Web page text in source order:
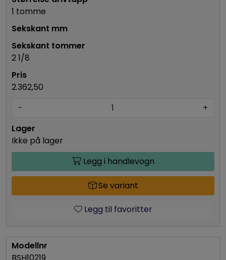
1 tomme
2 1/8
2.362,50
-
+
Ikke på lager
Legg i handlevogn
Se variant
Legg til favoritter
BSH10219